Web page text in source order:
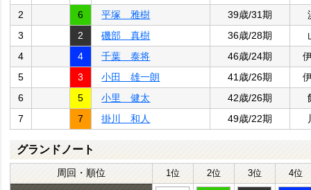
2
6 平塚 雅樹 39歳/31期
3
2 磯部 真樹 36歳/28期
4
4 千葉 泰将 46歳/24期
5
3 小田 雄一朗 41歳/26期
6
5 小里 健太 42歳/26期
7
7 掛川 和人 49歳/22期
グランドノート
周回・順位 1位 2位 3位 4位